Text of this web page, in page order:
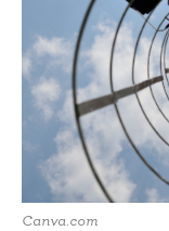
Canva.com